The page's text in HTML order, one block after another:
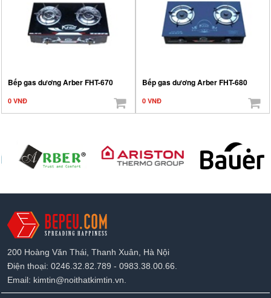
Bếp gas dương Arber FHT-670
0 VNĐ
Bếp gas dương Arber FHT-680
0 VNĐ
200 Hoàng Văn Thái, Thanh Xuân, Hà Nội
Điện thoại: 0246.32.82.789 - 0983.38.00.66.
Email: kimtin@noithatkimtin.vn.